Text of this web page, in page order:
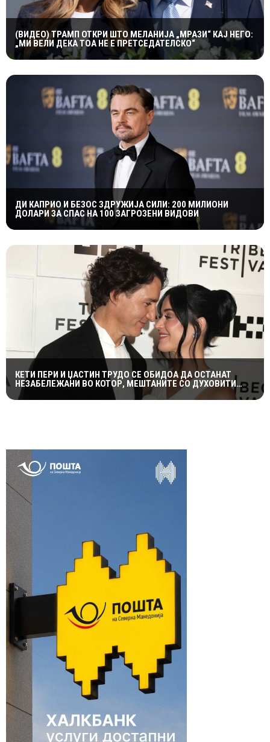
(ВИДЕО) ТРАМП ОТКРИ ШТО МЕЛАНИЈА „МРАЗИ“ КАЈ НЕГО:
„МИ ВЕЛИ ДЕКА ТОА НЕ Е ПРЕТСЕДАТЕЛСКО“
ДИ КАПРИО И БЕЗОС ЗДРУЖИЈА СИЛИ: 200 МИЛИОНИ
ДОЛАРИ ЗА СПАС НА 100 ЗАГРОЗЕНИ ВИДОВИ
КЕТИ ПЕРИ И ЏАСТИН ТРУДО СЕ ОБИДОА ДА ОСТАНАТ
НЕЗАБЕЛЕЖАНИ ВО КОТОР, МЕШТАНИТЕ СО ДУХОВИТИ
РЕАКЦИИ: „НИКОЈ НЕ БИ ГИ ПРЕПОЗНАЛ“